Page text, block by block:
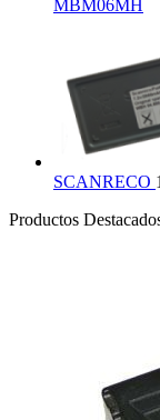
MBM06MH
SCANRECO
Productos